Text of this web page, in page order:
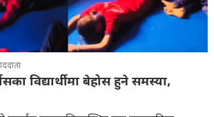
विद्यार्थीमा बेहोस हुने समस्या,